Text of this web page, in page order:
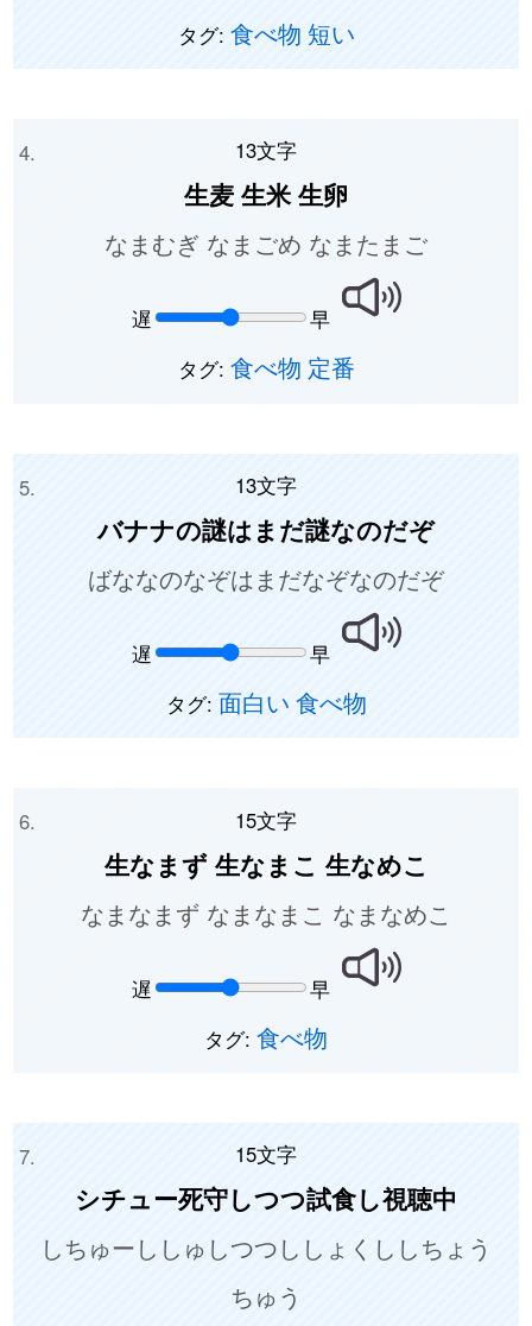
タグ: 食べ物 短い
13文字
生麦 生米 生卵
なまむぎ なまごめ なまたまご
遅
早
タグ: 食べ物 定番
13文字
バナナの謎はまだ謎なのだぞ
ばななのなぞはまだなぞなのだぞ
遅
早
タグ: 面白い 食べ物
15文字
生なまず 生なまこ 生なめこ
なまなまず なまなまこ なまなめこ
遅
早
タグ: 食べ物
15文字
シチュー死守しつつ試食し視聴中
しちゅーししゅしつつししょくししちょう
ちゅう